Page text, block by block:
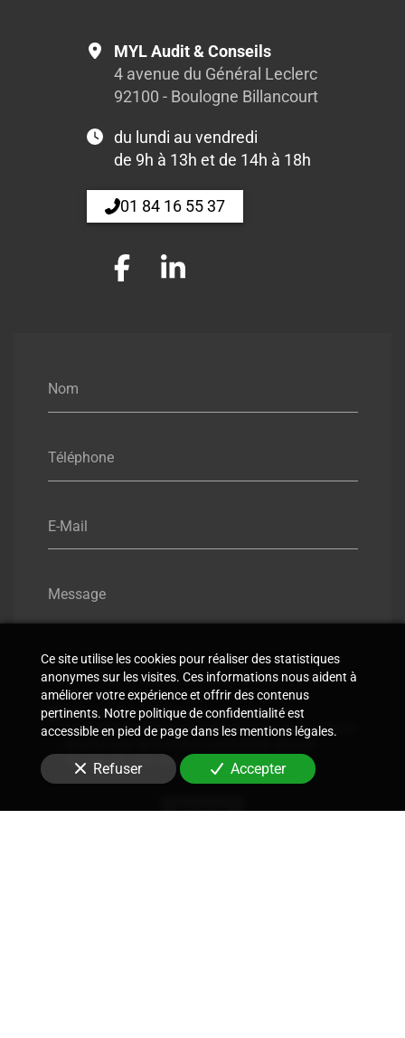
Nom
Téléphone
E-Mail
Message
En soumettant ce formulaire, j'accepte que les
informations saisies soient utilisées pour me recontacter
découler de cette demande.
Envoyer
MYL Audit & Conseils
4 avenue du Général Leclerc
92100 - Boulogne Billancourt
du lundi au vendredi
de 9h à 13h et de 14h à 18h
01 84 16 55 37
Ce site utilise les cookies pour réaliser des statistiques
anonymes sur les visites. Ces informations nous aident à
améliorer votre expérience et offrir des contenus
pertinents. Notre politique de confidentialité est
accessible en pied de page dans les mentions légales.
Refuser Accepter